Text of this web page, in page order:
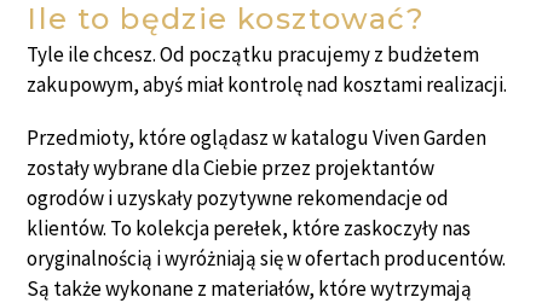
Ile to będzie kosztować?
Tyle ile chcesz. Od początku pracujemy z budżetem
zakupowym, abyś miał kontrolę nad kosztami realizacji.
Przedmioty, które oglądasz w katalogu Viven Garden
zostały wybrane dla Ciebie przez projektantów
ogrodów i uzyskały pozytywne rekomendacje od
klientów. To kolekcja perełek, które zaskoczyły nas
oryginalnością i wyróżniają się w ofertach producentów.
Są także wykonane z materiałów, które wytrzymają